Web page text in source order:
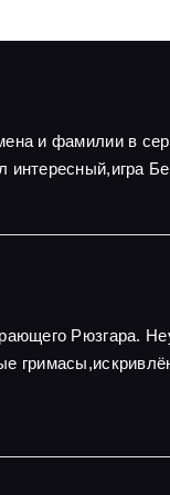
и фамилии в
Рюзгара.